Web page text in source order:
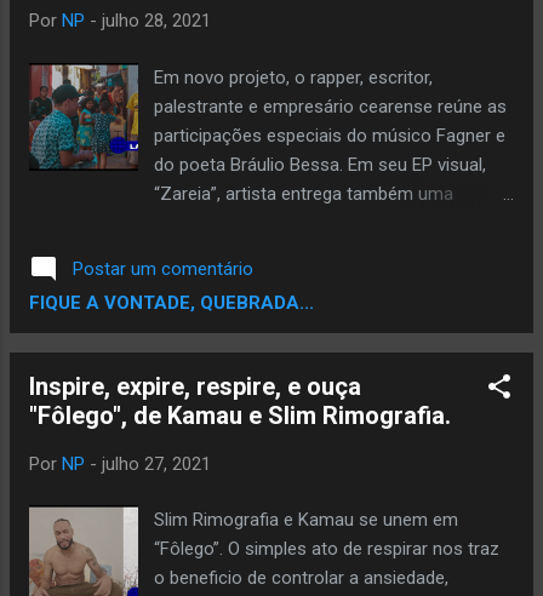
arte original com uma linguagem singular. O
próprio Lucas LT. O beat é envolvente e
mistura o swing de sonoridades afro
americanas como blues, soul, R&B, boom-
bap e trap. LT sampleou um vocal de
R&B/Soul, usou timbres de boom-bap com
Câmara, integrante das bandas
OndaErradaHC e Facção Caipira. “O respiro
do bea...
Por NP - julho 28, 2021
Em novo projeto, o rapper, escritor,
palestrante e empresário cearense reúne as
participações especiais do músico Fagner e
do poeta Bráulio Bessa. Em seu EP visual,
“Zareia”, artista entrega também uma
sua própria comunidade em Fortaleza, Felipe
Rima - com quase duas décadas de legado
no hip-hop - divulga o EP visual "Zareia" em
composto por 4 canções autobiográficas, o
rapper, escritor, palestrante e empresário
cearense percorre seu itinerário de
com outras realidades possíveis. Abrindo os
caminhos, a faixa-título “Zareia” mostra
onde tudo começou. A favela da Zareia,
Postar um comentário
FIQUE A VONTADE, QUEBRADA...
Inspire, expire, respire, e ouça
"Fôlego", de Kamau e Slim Rimografia.
Por NP - julho 27, 2021
Slim Rimografia e Kamau se unem em
“Fôlego”. O simples ato de respirar nos traz
o beneficio de controlar a ansiedade,